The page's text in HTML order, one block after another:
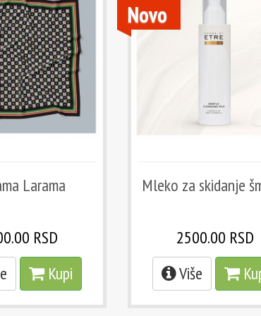
Larama
RSD
Kupi
Mleko za skidanje
2500.00 RSD
Više
Novo